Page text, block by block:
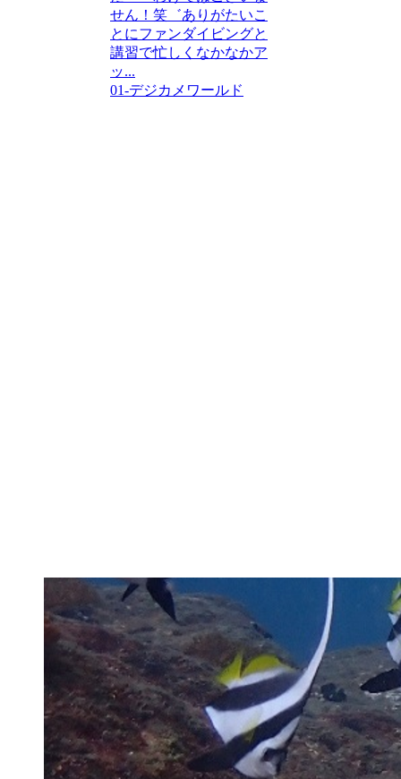
せん！笑゛ありがたいこ
とにファンダイビングと
講習で忙しくなかなかア
ッ...
01-デジカメワールド